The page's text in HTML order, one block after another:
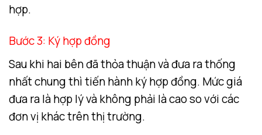
hợp.
Bước 3: Ký hợp đồng
Sau khi hai bên đã thỏa thuận và đưa ra thống
nhất chung thì tiến hành ký hợp đồng. Mức giá
đưa ra là hợp lý và không phải là cao so với các
đơn vị khác trên thị trường.